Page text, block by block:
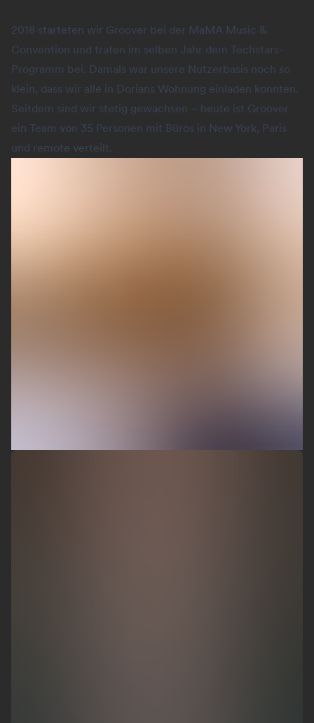
2018 starteten wir Groover bei der MaMA Music &
Convention und traten im selben Jahr dem Techstars-
Programm bei. Damals war unsere Nutzerbasis noch so
klein, dass wir alle in Dorians Wohnung einladen konnten.
Seitdem sind wir stetig gewachsen – heute ist Groover
ein Team von 35 Personen mit Büros in New York, Paris
und remote verteilt.